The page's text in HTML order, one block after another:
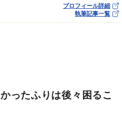
プロフィール詳細
執筆記事一覧
ったふりは後々困るこ